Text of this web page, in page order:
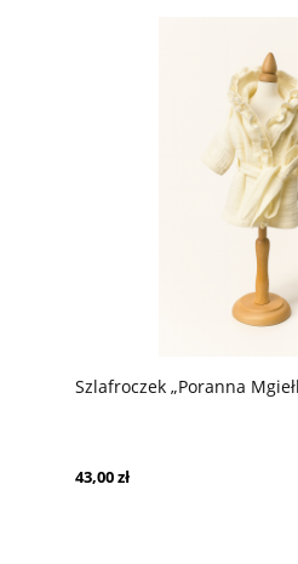
Szlafroczek „Poranna
43,00 zł